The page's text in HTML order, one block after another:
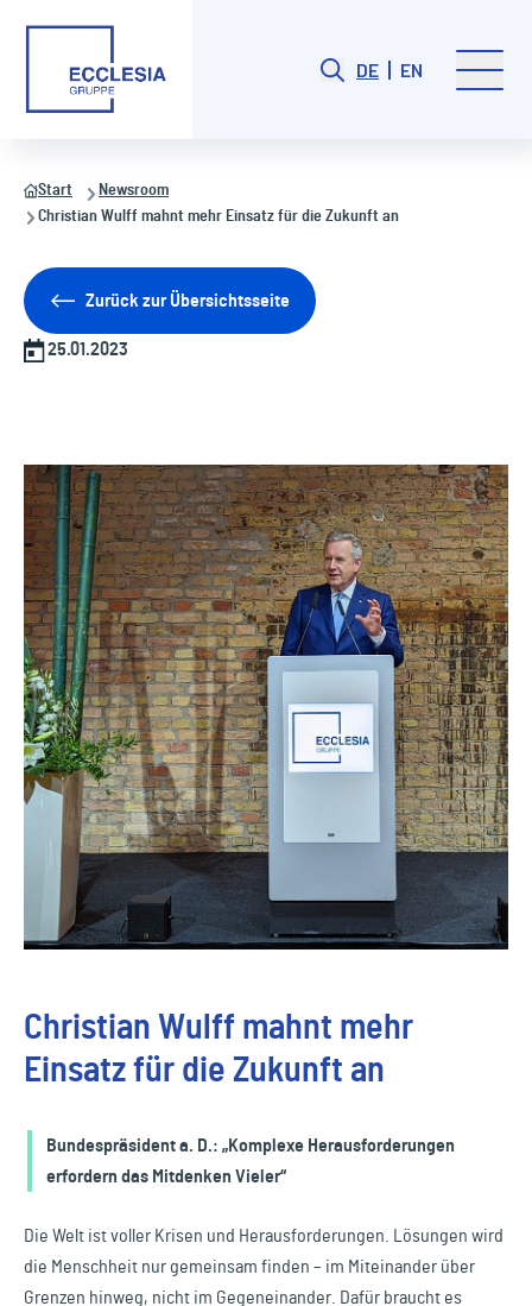
DE EN
Start
Newsroom
Christian Wulff mahnt mehr Einsatz für die Zukunft an
Zurück zur Übersichtsseite
25.01.2023
Christian Wulff mahnt mehr
Einsatz für die Zukunft an
Bundespräsident a. D.: „Komplexe Herausforderungen
erfordern das Mitdenken Vieler“
Die Welt ist voller Krisen und Herausforderungen. Lösungen wird
die Menschheit nur gemeinsam finden – im Miteinander über
Grenzen hinweg, nicht im Gegeneinander. Dafür braucht es